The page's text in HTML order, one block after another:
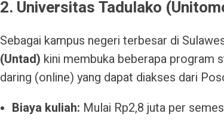
2. Universitas Tadulako
Sebagai kampus negeri terbesar di
(Untad) kini membuka beberapa program
daring (online) yang dapat diakses dari
Biaya kuliah: Mulai Rp2,8 juta per